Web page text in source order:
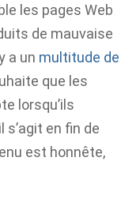
les pages Web
de mauvaise
a un multitude de
que les
lorsqu’ils
en fin de
est honnête,